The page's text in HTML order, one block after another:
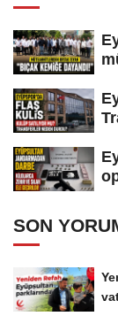
SON